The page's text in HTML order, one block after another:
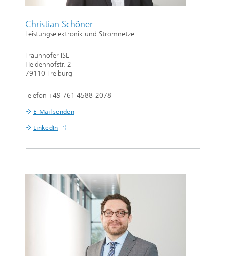
Christian Schöner
Leistungselektronik und Stromnetze
Fraunhofer ISE
Heidenhofstr. 2
79110 Freiburg
Telefon +49 761 4588-2078
E-Mail senden
LinkedIn